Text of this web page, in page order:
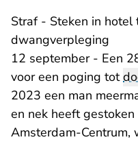
Straf - Steken in hotel
dwangverpleging
12 september - Een
voor een poging tot
2023 een man
en nek heeft
Amsterdam-Centrum,